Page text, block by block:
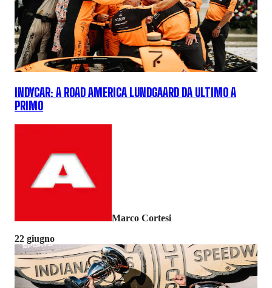
INDYCAR: A ROAD AMERICA LUNDGAARD DA ULTIMO A
PRIMO
Marco Cortesi
22 giugno